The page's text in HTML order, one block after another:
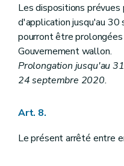
Les dispositions
d'application jusqu'au
pourront être prolongées
Gouvernement wallon.
Prolongation jusqu'au
24 septembre 2020.
Art. 8.
Le présent arrêté entre